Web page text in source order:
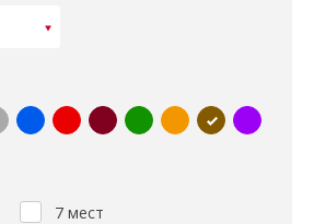
7 мест